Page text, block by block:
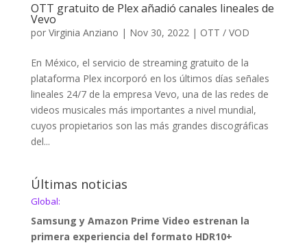
OTT gratuito de Plex añadió canales lineales de
Vevo
por Virginia Anziano | Nov 30, 2022| OTT / VOD
En México, el servicio de streaming gratuito de la
plataforma Plex incorporó en los últimos días señales
lineales 24/7 de la empresa Vevo, una de las redes de
videos musicales más importantes a nivel mundial,
cuyos propietarios son las más grandes discográficas
del...
Últimas noticias
Global:
Samsung y Amazon Prime Video estrenan la
primera experiencia del formato HDR10+